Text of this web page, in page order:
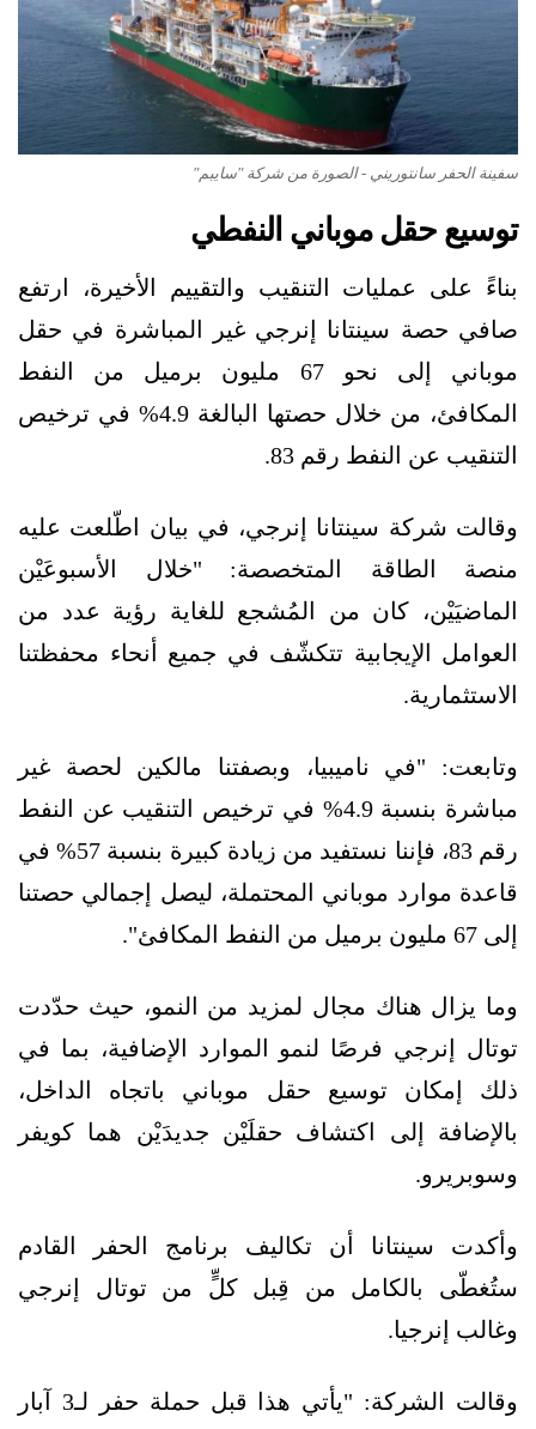
سفينة الحفر سانتوريني - الصورة من شركة "سايبم"
توسيع حقل موباني النفطي
بناءً على عمليات التنقيب والتقييم الأخيرة، ارتفع
صافي حصة سينتانا إنرجي غير المباشرة في حقل
موباني إلى نحو 67 مليون برميل من النفط
المكافئ، من خلال حصتها البالغة 4.9% في ترخيص
التنقيب عن النفط رقم 83.
وقالت شركة سينتانا إنرجي، في بيان اطّلعت عليه
منصة الطاقة المتخصصة: "خلال الأسبوعَيْن
الماضيَيْن، كان من المُشجع للغاية رؤية عدد من
العوامل الإيجابية تتكشّف في جميع أنحاء محفظتنا
الاستثمارية.
وتابعت: "في ناميبيا، وبصفتنا مالكين لحصة غير
مباشرة بنسبة 4.9% في ترخيص التنقيب عن النفط
رقم 83، فإننا نستفيد من زيادة كبيرة بنسبة 57% في
قاعدة موارد موباني المحتملة، ليصل إجمالي حصتنا
إلى 67 مليون برميل من النفط المكافئ".
وما يزال هناك مجال لمزيد من النمو، حيث حدّدت
توتال إنرجي فرصًا لنمو الموارد الإضافية، بما في
ذلك إمكان توسيع حقل موباني باتجاه الداخل،
بالإضافة إلى اكتشاف حقلَيْن جديدَيْن هما كويفر
وسوبريرو.
وأكدت سينتانا أن تكاليف برنامج الحفر القادم
ستُغطّى بالكامل من قِبل كلٍّ من توتال إنرجي
وغالب إنرجيا.
وقالت الشركة: "يأتي هذا قبل حملة حفر لـ3 آبار